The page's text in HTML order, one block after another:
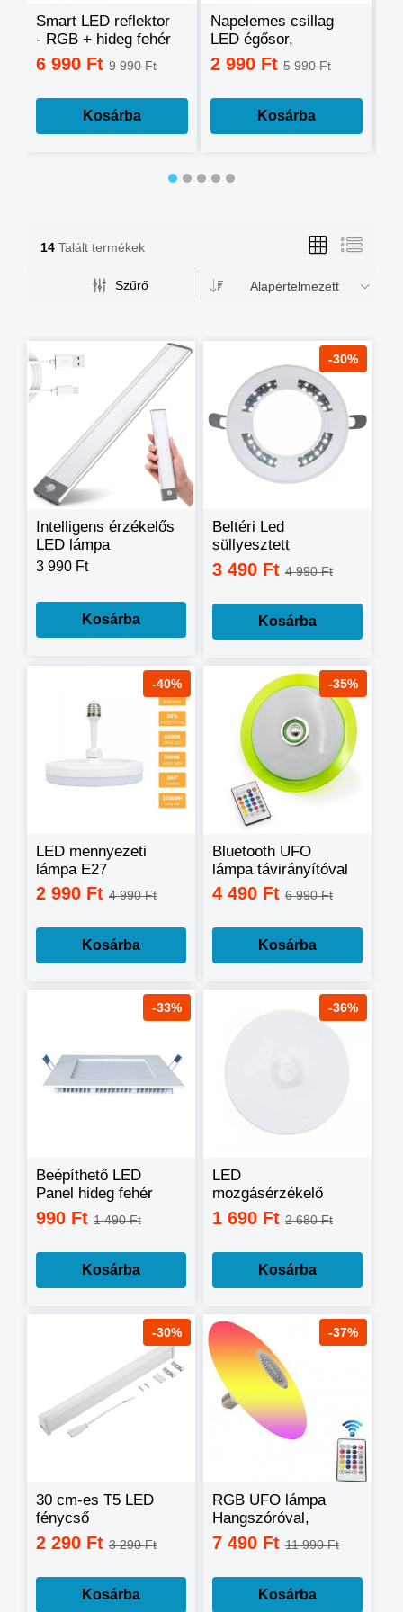
Smart LED reflektor
- RGB + hideg fehér
+ meleg fehér, okos
telefonnal
6 990 Ft 9 990 Ft
Kosárba
Napelemes csillag
LED égősor,
fényfüzér
2 990 Ft 5 990 Ft
Kosárba
14 Talált termékek
Szűrő Alapértelmezett
Intelligens érzékelős
LED lámpa
mozgásérzékelővel,
Újratölthető, ezüst
350 lumen 800mAh-
LED éjszakai fény,
3 990 Ft
Kosárba
-30%
Beltéri Led
süllyesztett
mennyezeti lámpa
24W
3 490 Ft 4 990 Ft
Kosárba
-40%
LED mennyezeti
lámpa E27
foglalattal, állítható,
18W
2 990 Ft 4 990 Ft
Kosárba
-35%
Bluetooth UFO
lámpa távirányítóval
48W
4 490 Ft 6 990 Ft
Kosárba
-33%
Beépíthető LED
Panel hideg fehér
négyzet alakú 6W
990 Ft 1 490 Ft
Kosárba
-36%
LED
mozgásérzékelő
lámpa
1 690 Ft 2 680 Ft
Kosárba
-30%
30 cm-es T5 LED
fénycső
armatúrával,
kapcsolóval és
2 290 Ft 3 290 Ft
Kosárba
-37%
RGB UFO lámpa
Hangszóróval,
távirányítóval - 60W
7 490 Ft 11 990 Ft
Kosárba